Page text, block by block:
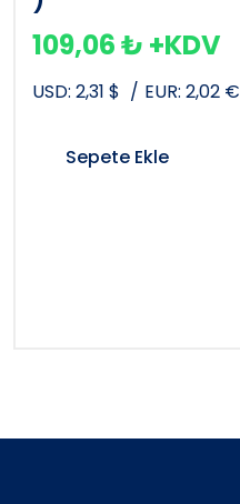
109,06₺ +KDV
USD:2,31$ / EUR:2,02 €
Sepete Ekle